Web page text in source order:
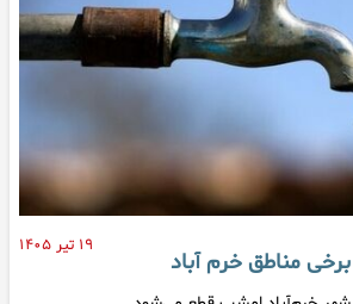
۱۹ تیر ۱۴۰۵
مناطق خرم آباد